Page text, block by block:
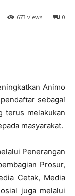
0
673 views
Animo
sebagai
terus melakukan
masyarakat.
Penerangan
Prosur,
Cetak, Media
juga melalui